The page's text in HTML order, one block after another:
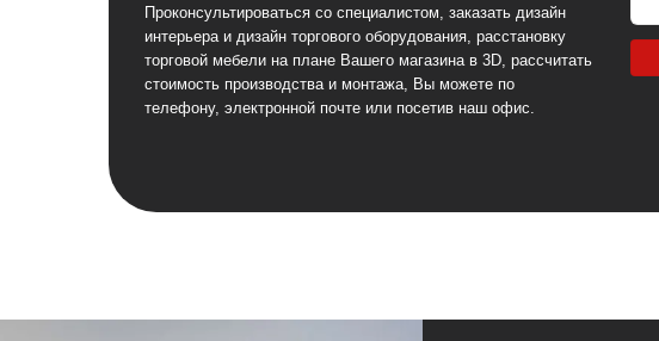
Проконсультироваться со специалистом, заказать дизайн
интерьера и дизайн торгового оборудования, расстановку
торговой мебели на плане Вашего магазина в 3D, рассчитать
стоимость производства и монтажа, Вы можете по
телефону, электронной почте или посетив наш офис.